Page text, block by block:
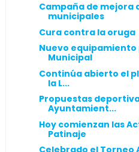
Campaña de mejora
municipales
Cura contra la oruga
Nuevo equipamiento
Municipal
Continúa abierto el
la L...
Propuestas
Ayuntamient...
Hoy comienzan las
Patinaje
Celebrado el Torneo